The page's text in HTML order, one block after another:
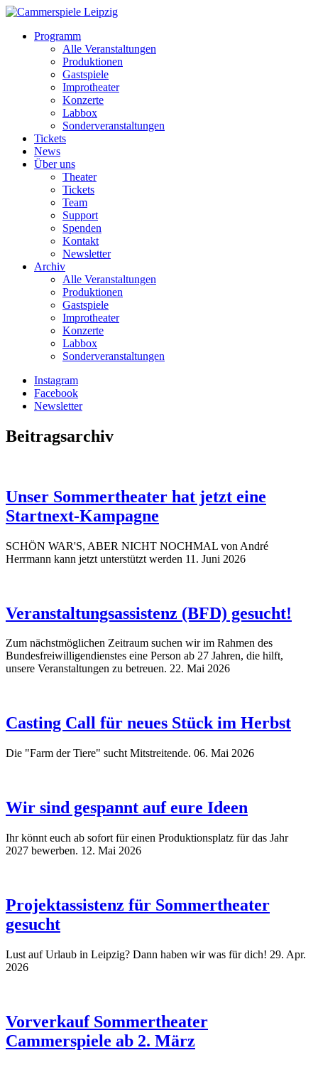
Programm
Alle Veranstaltungen
Produktionen
Gastspiele
Improtheater
Konzerte
Labbox
Sonderveranstaltungen
Tickets
News
Über uns
Theater
Tickets
Team
Support
Spenden
Kontakt
Newsletter
Archiv
Alle Veranstaltungen
Produktionen
Gastspiele
Improtheater
Konzerte
Labbox
Sonderveranstaltungen
Instagram
Facebook
Newsletter
Beitragsarchiv
Unser Sommertheater hat jetzt eine
Startnext-Kampagne
SCHÖN WAR'S, ABER NICHT NOCHMAL von André
Herrmann kann jetzt unterstützt werden 11. Juni 2026
Veranstaltungsassistenz (BFD) gesucht!
Zum nächstmöglichen Zeitraum suchen wir im Rahmen des
Bundesfreiwilligendienstes eine Person ab 27 Jahren, die hilft,
unsere Veranstaltungen zu betreuen. 22. Mai 2026
Casting Call für neues Stück im Herbst
Die "Farm der Tiere" sucht Mitstreitende. 06. Mai 2026
Wir sind gespannt auf eure Ideen
Ihr könnt euch ab sofort für einen Produktionsplatz für das Jahr
2027 bewerben. 12. Mai 2026
Projektassistenz für Sommertheater
gesucht
Lust auf Urlaub in Leipzig? Dann haben wir was für dich! 29. Apr.
2026
Vorverkauf Sommertheater
Cammerspiele ab 2. März